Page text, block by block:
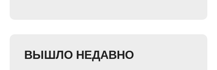
ВЫШЛО НЕДАВНО